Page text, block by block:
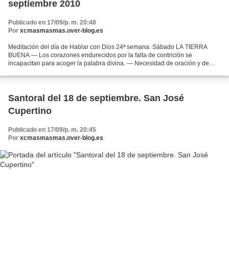
septiembre 2010
Publicado en 17/09/p. m. 20:48
Por xcmasmasmas.over-blog.es
Meditación del día de Hablar con Dios 24ª semana. Sábado LA TIERRA
BUENA — Los corazones endurecidos por la falta de contrición se
incapacitan para acoger la palabra divina. — Necesidad de oración y de
Santoral del 18 de septiembre. San José
Cupertino
Publicado en 17/09/p. m. 20:45
Por xcmasmasmas.over-blog.es